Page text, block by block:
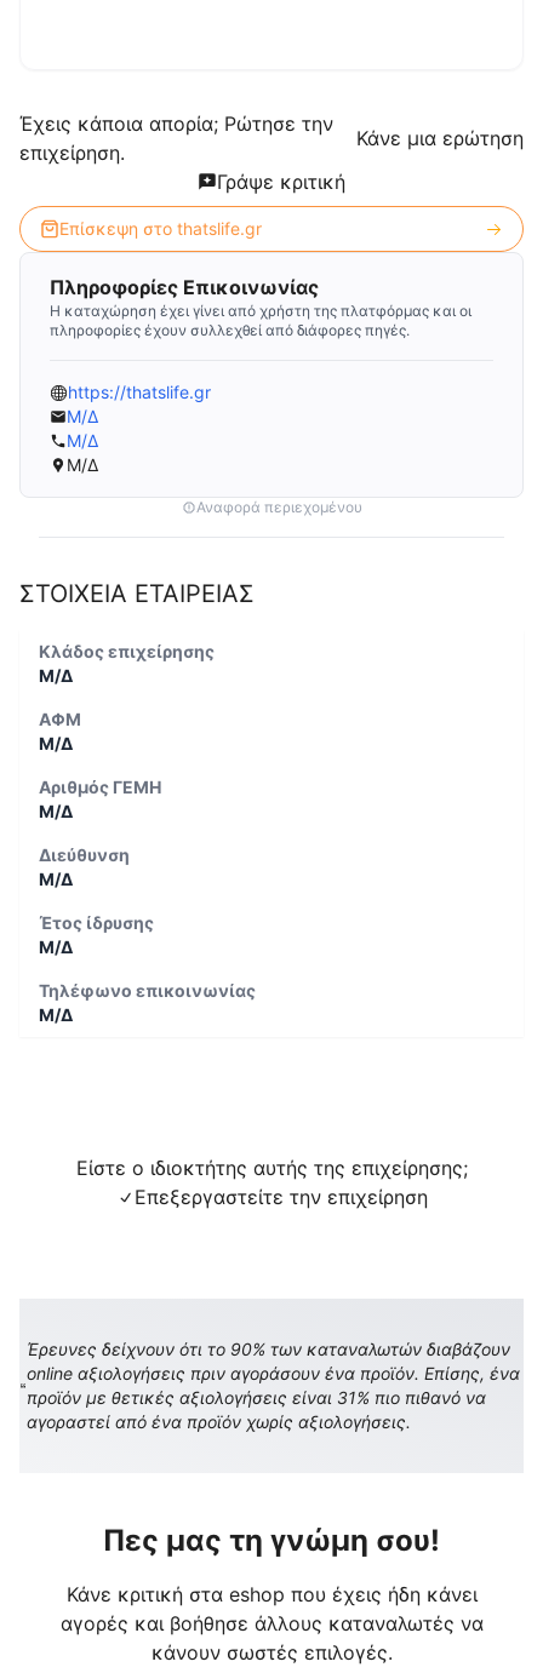
Έχεις κάποια απορία; Ρώτησε την
επιχείρηση.
Κάνε μια ερώτηση
Γράψε κριτική
Επίσκεψη στο thatslife.gr
Πληροφορίες Επικοινωνίας
Η καταχώρηση έχει γίνει από χρήστη της πλατφόρμας και οι
πληροφορίες έχουν συλλεχθεί από διάφορες πηγές.
https://thatslife.gr
Μ/Δ
Μ/Δ
Μ/Δ
Αναφορά περιεχομένου
ΣΤΟΙΧΕΙΑ ΕΤΑΙΡΕΙΑΣ
Κλάδος επιχείρησης
Μ/Δ
ΑΦΜ
Μ/Δ
Αριθμός ΓΕΜΗ
Μ/Δ
Διεύθυνση
Μ/Δ
Έτος ίδρυσης
Μ/Δ
Τηλέφωνο επικοινωνίας
Μ/Δ
Είστε ο ιδιοκτήτης αυτής της επιχείρησης;
Επεξεργαστείτε την επιχείρηση
Έρευνες δείχνουν ότι το 90% των καταναλωτών διαβάζουν
online αξιολογήσεις πριν αγοράσουν ένα προϊόν. Επίσης, ένα
προϊόν με θετικές αξιολογήσεις είναι 31% πιο πιθανό να
αγοραστεί από ένα προϊόν χωρίς αξιολογήσεις.
Πες μας τη γνώμη σου!
Κάνε κριτική στα eshop που έχεις ήδη κάνει
αγορές και βοήθησε άλλους καταναλωτές να
κάνουν σωστές επιλογές.